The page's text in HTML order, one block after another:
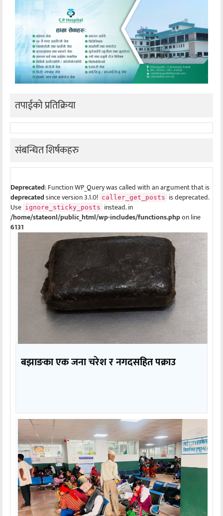
तपाईको प्रतिक्रिया
संबन्धित शिर्षकहरु
Deprecated: Function WP_Query was called with an argument that is
deprecatedsince version 3.1.0! caller_get_posts is deprecated.
Use ignore_sticky_posts instead. in
/home/stateonl/public_html/wp-includes/functions.phpon line
6131
बझाङका एक जना चरेश र नगदसहित पक्राउ